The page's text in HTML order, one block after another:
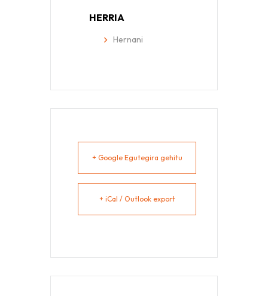
HERRIA
Hernani
+ Google Egutegira gehitu
+ iCal / Outlook export